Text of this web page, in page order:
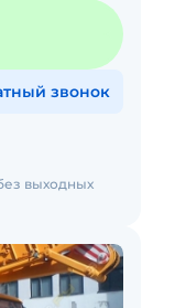
звонок
выходных